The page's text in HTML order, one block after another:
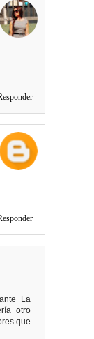
La
otro
que